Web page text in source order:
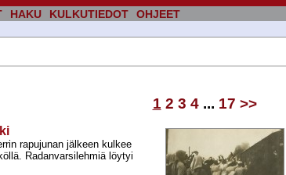
HAKU KULKUTIEDOT OHJEET
1 2 3 4... 17 >>
rapujunan jälkeen kulkee
Radanvarsilehmiä löytyi